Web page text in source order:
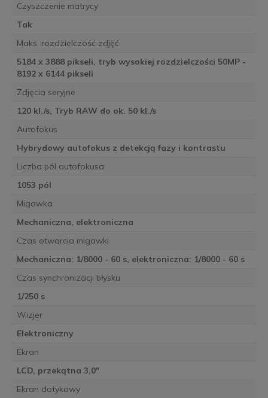
Czyszczenie matrycy
Tak
Maks. rozdzielczość zdjęć
5184 x 3888 pikseli, tryb wysokiej rozdzielczości 50MP -
8192 x 6144 pikseli
Zdjęcia seryjne
120 kl./s, Tryb RAW do ok. 50 kl./s
Autofokus
Hybrydowy autofokus z detekcją fazy i kontrastu
Liczba pól autofokusa
1053 pól
Migawka
Mechaniczna, elektroniczna
Czas otwarcia migawki
Mechaniczna: 1/8000 - 60 s, elektroniczna: 1/8000 - 60 s
Czas synchronizacji błysku
1/250 s
Wizjer
Elektroniczny
Ekran
LCD, przekątna 3,0"
Ekran dotykowy